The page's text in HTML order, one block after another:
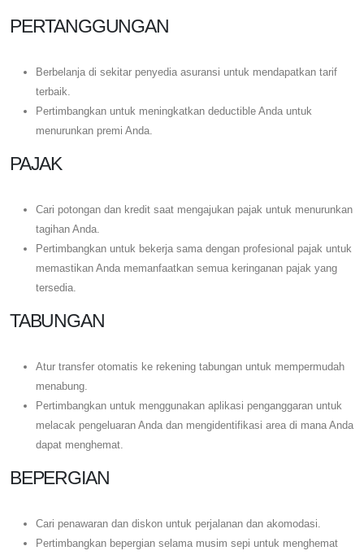
PERTANGGUNGAN
Berbelanja di sekitar penyedia asuransi untuk mendapatkan tarif
terbaik.
Pertimbangkan untuk meningkatkan deductible Anda untuk
menurunkan premi Anda.
PAJAK
Cari potongan dan kredit saat mengajukan pajak untuk menurunkan
tagihan Anda.
Pertimbangkan untuk bekerja sama dengan profesional pajak untuk
memastikan Anda memanfaatkan semua keringanan pajak yang
tersedia.
TABUNGAN
Atur transfer otomatis ke rekening tabungan untuk mempermudah
menabung.
Pertimbangkan untuk menggunakan aplikasi penganggaran untuk
melacak pengeluaran Anda dan mengidentifikasi area di mana Anda
dapat menghemat.
BEPERGIAN
Cari penawaran dan diskon untuk perjalanan dan akomodasi.
Pertimbangkan bepergian selama musim sepi untuk menghemat